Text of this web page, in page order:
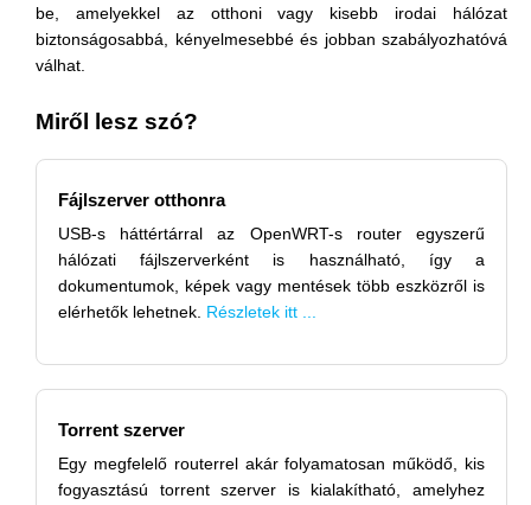
be, amelyekkel az otthoni vagy kisebb irodai hálózat
biztonságosabbá, kényelmesebbé és jobban szabályozhatóvá
válhat.
Miről lesz szó?
Fájlszerver otthonra
USB-s háttértárral az OpenWRT-s router egyszerű
hálózati fájlszerverként is használható, így a
dokumentumok, képek vagy mentések több eszközről is
elérhetők lehetnek. Részletek itt ...
Torrent szerver
Egy megfelelő routerrel akár folyamatosan működő, kis
fogyasztású torrent szerver is kialakítható, amelyhez